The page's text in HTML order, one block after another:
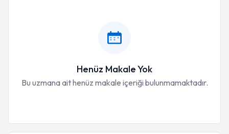
Henüz Makale Yok
Bu uzmana ait henüz makale içeriği bulunmamaktadır.